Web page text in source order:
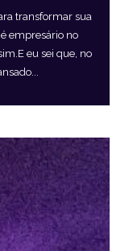
transformar sua
empresário no
eu sei que, no